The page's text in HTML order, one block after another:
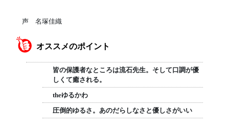
声 名塚佳織
オススメのポイント
皆の保護者なところは流石先生。そして口調が優
しくて癒される。
theゆるかわ
圧倒的ゆるさ。あのだらしなさと優しさがいい